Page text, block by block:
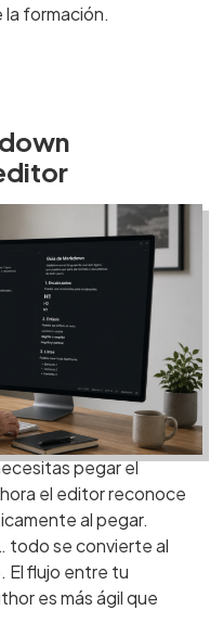
la formación.
pegar el
el editor reconoce
al pegar.
todo se convierte al
flujo entre tu
es más ágil que